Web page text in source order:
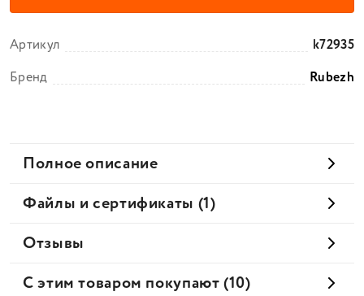
Артикул
k72935
Бренд
Rubezh
Полное описание
Файлы и сертификаты (1)
Отзывы
С этим товаром покупают (10)